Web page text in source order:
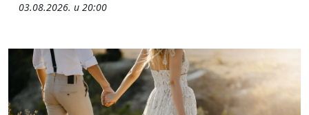
03.08.2026. u 20:00